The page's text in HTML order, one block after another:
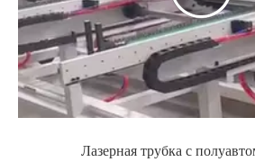
Лазерная трубка с